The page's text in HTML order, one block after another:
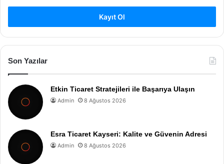
Kayıt Ol
Son Yazılar
Etkin Ticaret Stratejileri ile Başarıya Ulaşın
Admin 8 Ağustos 2026
Esra Ticaret Kayseri: Kalite ve Güvenin Adresi
Admin 8 Ağustos 2026